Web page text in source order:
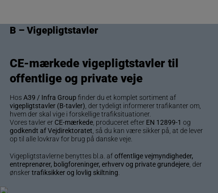
B – Vigepligtstavler
CE-mærkede vigepligtstavler til
offentlige og private veje
HosA39 / Infra Group finder du et komplet sortiment af
vigepligtstavler (B-tavler), der tydeligt informerer trafikanter om,
hvem der skal vige i forskellige trafiksituationer.
Vores tavler er CE-mærkede, produceret efter EN 12899-1 og
godkendt af Vejdirektoratet, så du kan være sikker på, at de lever
op til alle lovkrav for brug på danske veje.
Vigepligtstavlerne benyttes bl.a. afoffentlige vejmyndigheder,
entreprenører, boligforeninger, erhverv og private grundejere , der
ønskertrafiksikker og lovlig skiltning